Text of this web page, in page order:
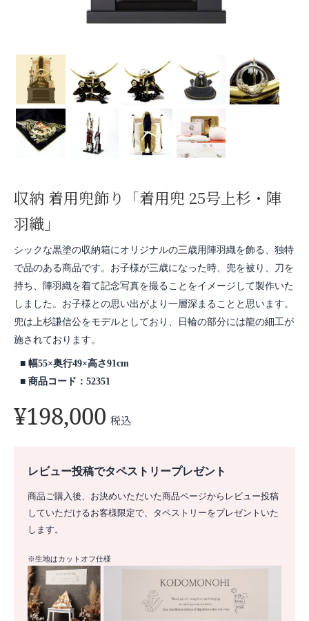
収納 着用兜飾り「着用兜 25号上杉・陣
羽織」
シックな黒塗の収納箱にオリジナルの三歳用陣羽織を飾る、独特
で品のある商品です。お子様が三歳になった時、兜を被り、刀を
持ち、陣羽織を着て記念写真を撮ることをイメージして製作いた
しました。お子様との思い出がより一層深まることと思います。
兜は上杉謙信公をモデルとしており、日輪の部分には龍の細工が
施されております。
幅55×奥行49×高さ91cm
商品コード：52351
¥198,000 税込
レビュー投稿でタペストリープレゼント
商品ご購入後、お決めいただいた商品ページからレビュー投稿
していただけるお客様限定で、タペストリーをプレゼントいた
します。
※生地はカットオフ仕様